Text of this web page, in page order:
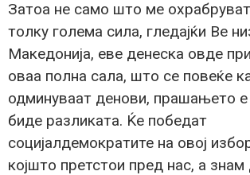
Затоа не само што ме
толку голема сила, гледајќи Ве
Македонија, еве денеска овде
оваа полна сала, што се повеќе
одминуваат денови, прашањето
биде разликата. Ќе победат
социјалдемократите на овој
којшто претстои пред нас, а знам